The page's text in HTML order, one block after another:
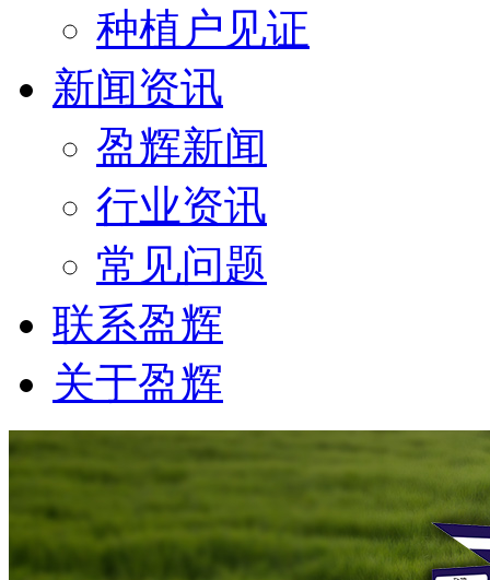
种植户见证
新闻资讯
盈辉新闻
行业资讯
常见问题
联系盈辉
关于盈辉